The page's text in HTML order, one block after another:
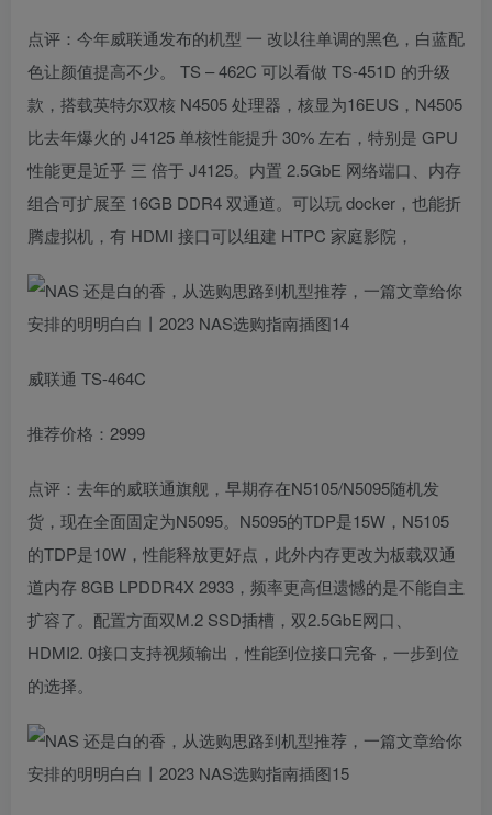
点评：今年威联通发布的机型 一 改以往单调的黑色，白蓝配
色让颜值提高不少。 TS – 462C 可以看做 TS-451D 的升级
款，搭载英特尔双核 N4505 处理器，核显为16EUS，N4505
比去年爆火的 J4125 单核性能提升 30% 左右，特别是 GPU
性能更是近乎 三 倍于 J4125。内置 2.5GbE 网络端口、内存
组合可扩展至 16GB DDR4 双通道。可以玩 docker，也能折
腾虚拟机，有 HDMI 接口可以组建 HTPC 家庭影院，
威联通 TS-464C
推荐价格：2999
点评：去年的威联通旗舰，早期存在N5105/N5095随机发
货，现在全面固定为N5095。N5095的TDP是15W，N5105
的TDP是10W，性能释放更好点，此外内存更改为板载双通
道内存 8GB LPDDR4X 2933，频率更高但遗憾的是不能自主
扩容了。配置方面双M.2 SSD插槽，双2.5GbE网口、
HDMI2. 0接口支持视频输出，性能到位接口完备，一步到位
的选择。